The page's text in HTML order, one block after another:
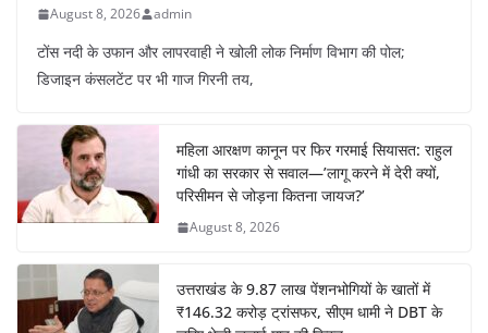
August 8, 2026 admin
टोंस नदी के उफान और लापरवाही ने खोली लोक निर्माण विभाग की पोल;
डिजाइन कंसलटेंट पर भी गाज गिरनी तय,
महिला आरक्षण कानून पर फिर गरमाई सियासत: राहुल
गांधी का सरकार से सवाल—’लागू करने में देरी क्यों,
परिसीमन से जोड़ना कितना जायज?’
August 8, 2026
उत्तराखंड के 9.87 लाख पेंशनभोगियों के खातों में
₹146.32 करोड़ ट्रांसफर, सीएम धामी ने DBT के